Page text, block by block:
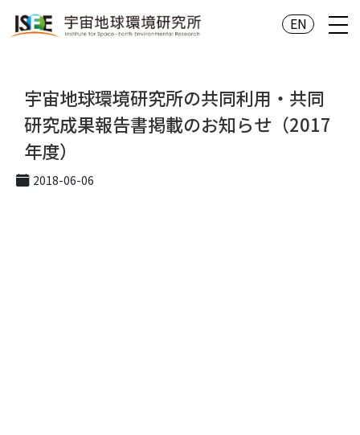
EN
宇宙地球環境研究所の共同利用・共同
研究成果報告書掲載のお知らせ（2017
年度）
2018-06-06